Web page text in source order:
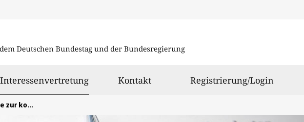
Deutschen Bundestag und der Bundesregierung
ausgewählt
Kontakt Registrierung/Login
Gehör verschaffen